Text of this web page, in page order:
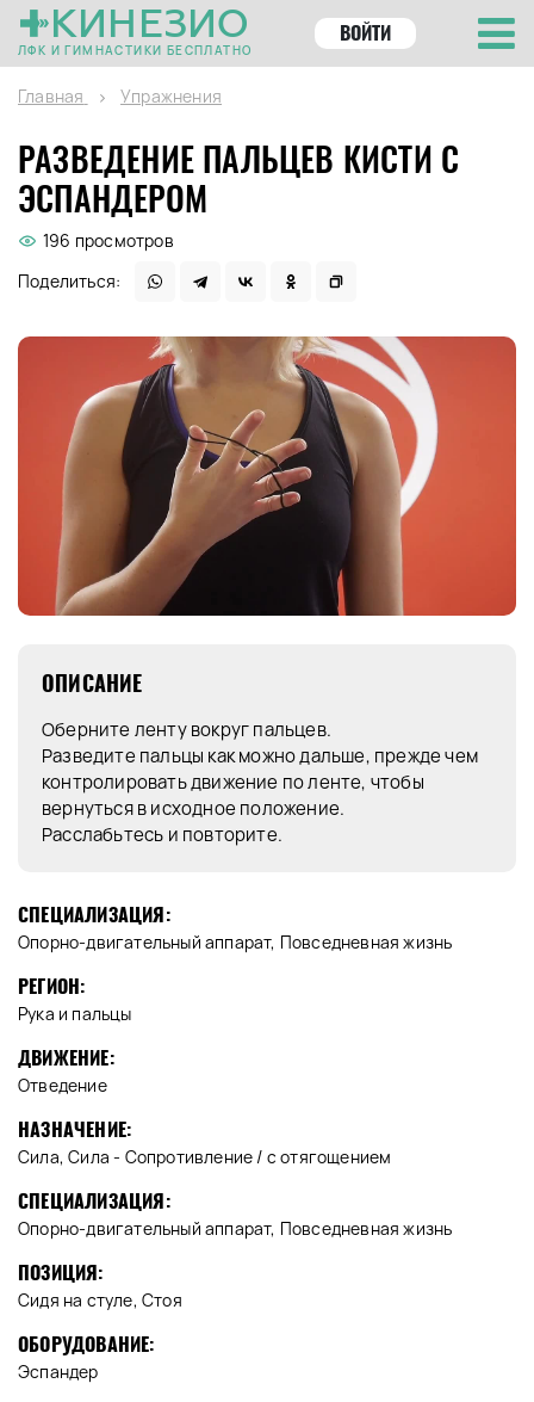
КИНЕЗИО
ЛФК И ГИМНАСТИКИ БЕСПЛАТНО
ВОЙТИ
Главная Упражнения
РАЗВЕДЕНИЕ ПАЛЬЦЕВ КИСТИ С
ЭСПАНДЕРОМ
196 просмотров
Поделиться:
ОПИСАНИЕ
Оберните ленту вокруг пальцев.
Разведите пальцы как можно дальше, прежде чем
контролировать движение по ленте, чтобы
вернуться в исходное положение.
Расслабьтесь и повторите.
СПЕЦИАЛИЗАЦИЯ:
Опорно-двигательный аппарат, Повседневная жизнь
РЕГИОН:
Рука и пальцы
ДВИЖЕНИЕ:
Отведение
НАЗНАЧЕНИЕ:
Сила, Сила - Сопротивление / с отягощением
СПЕЦИАЛИЗАЦИЯ:
Опорно-двигательный аппарат, Повседневная жизнь
ПОЗИЦИЯ:
Сидя на стуле, Стоя
ОБОРУДОВАНИЕ:
Эспандер